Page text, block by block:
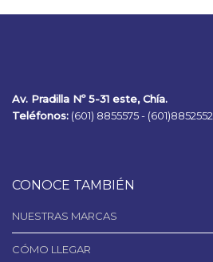
Av. Pradilla Nº 5-31 este, Chía.
Teléfonos: (601) 8855575 - (601)8852552
CONOCE TAMBIÉN
NUESTRAS MARCAS
CÓMO LLEGAR